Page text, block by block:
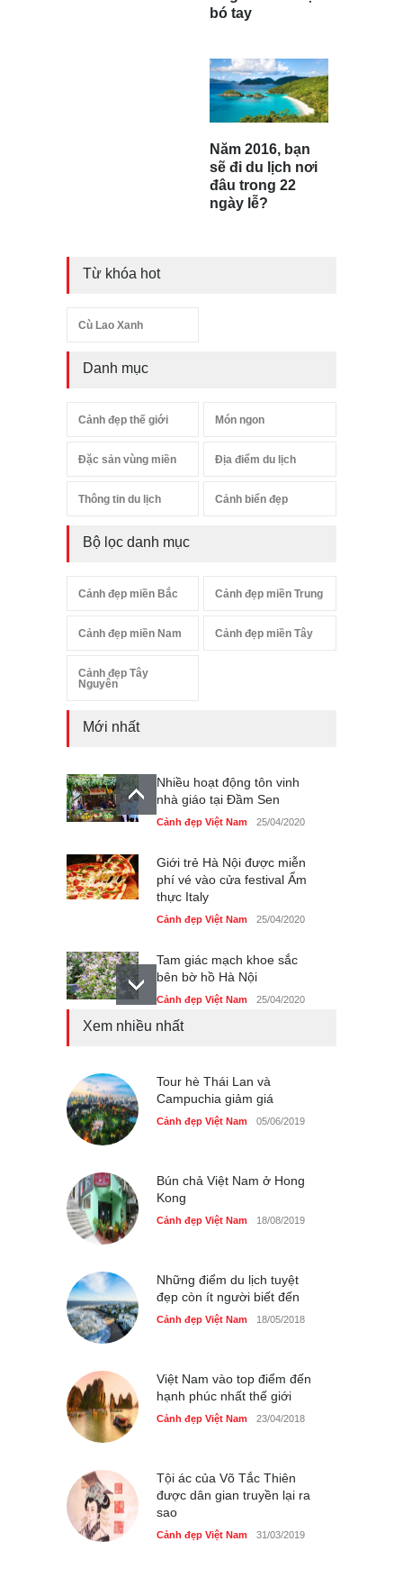
bó tay
Năm 2016, bạn
sẽ đi du lịch nơi
đâu trong 22
ngày lễ?
Từ khóa hot
Cù Lao Xanh
Danh mục
Cảnh đẹp thế giới Món ngon
Đặc sản vùng miền Địa điểm du lịch
Thông tin du lịch Cảnh biển đẹp
Bộ lọc danh mục
Cảnh đẹp miền Bắc Cảnh đẹp miền Trung
Cảnh đẹp miền Nam Cảnh đẹp miền Tây
Cảnh đẹp Tây
Nguyên
Mới nhất
Nhiều hoạt động tôn vinh
nhà giáo tại Đầm Sen
Cảnh đẹp Việt Nam 25/04/2020
Giới trẻ Hà Nội được miễn
phí vé vào cửa festival Ẩm
thực Italy
Cảnh đẹp Việt Nam 25/04/2020
Tam giác mạch khoe sắc
bên bờ hồ Hà Nội
Cảnh đẹp Việt Nam 25/04/2020
Cảnh đẹp Việt Nam 24/04/2020
Những món ăn đồng quê
Xem nhiều nhất
Tour hè Thái Lan và
Campuchia giảm giá
Cảnh đẹp Việt Nam 05/06/2019
Bún chả Việt Nam ở Hong
Kong
Cảnh đẹp Việt Nam 18/08/2019
Những điểm du lịch tuyệt
đẹp còn ít người biết đến
Cảnh đẹp Việt Nam 18/05/2018
Việt Nam vào top điểm đến
hạnh phúc nhất thế giới
Cảnh đẹp Việt Nam 23/04/2018
Tội ác của Võ Tắc Thiên
được dân gian truyền lại ra
sao
Cảnh đẹp Việt Nam 31/03/2019